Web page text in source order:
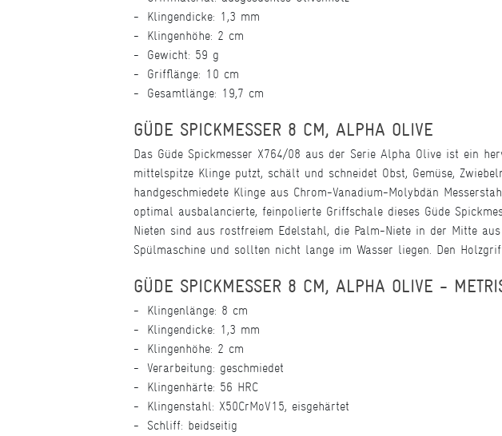
Klingendicke: 1,3 mm
Klingenhöhe: 2 cm
Gewicht: 59 g
Grifflänge: 10 cm
Gesamtlänge: 19,7 cm
GÜDE SPICKMESSER 8 CM, ALPHA OLIVE
Das Güde Spickmesser X764/08 aus der Serie Alpha Olive ist ein
mittelspitze Klinge putzt, schält und schneidet Obst, Gemüse,
handgeschmiedete Klinge aus Chrom-Vanadium-Molybdän
optimal ausbalancierte, feinpolierte Griffschale dieses Güde
Nieten sind aus rostfreiem Edelstahl, die Palm-Niete in der Mitte
Spülmaschine und sollten nicht lange im Wasser liegen. Den
GÜDE SPICKMESSER 8 CM, ALPHA OLIVE -
Klingenlänge: 8 cm
Klingendicke: 1,3 mm
Klingenhöhe: 2 cm
Verarbeitung: geschmiedet
Klingenhärte: 56 HRC
Klingenstahl: X50CrMoV15, eisgehärtet
Schliff: beidseitig